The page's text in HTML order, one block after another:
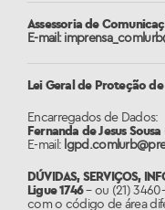
Assessoria de
E-mail:
Lei Geral de Proteção de
Encarregados de Dados:
Fernanda de Jesus
E-mail:
DÚVIDAS, SERVIÇOS,
Ligue 1746– ou (21)
com o código de área